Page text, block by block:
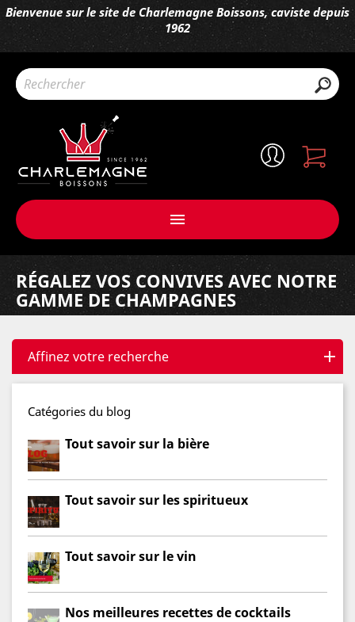
Bienvenue sur le site de Charlemagne Boissons, caviste depuis
1962

RÉGALEZ VOS CONVIVES AVEC NOTRE
GAMME DE CHAMPAGNES
Affinez votre recherche
Catégories du blog
Tout savoir sur la bière
Tout savoir sur les spiritueux
Tout savoir sur le vin
Nos meilleures recettes de cocktails